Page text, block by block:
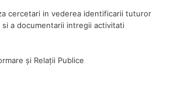
cercetari in vederea identificarii tuturor
a documentarii intregii activitati
şi Relaţii Publice